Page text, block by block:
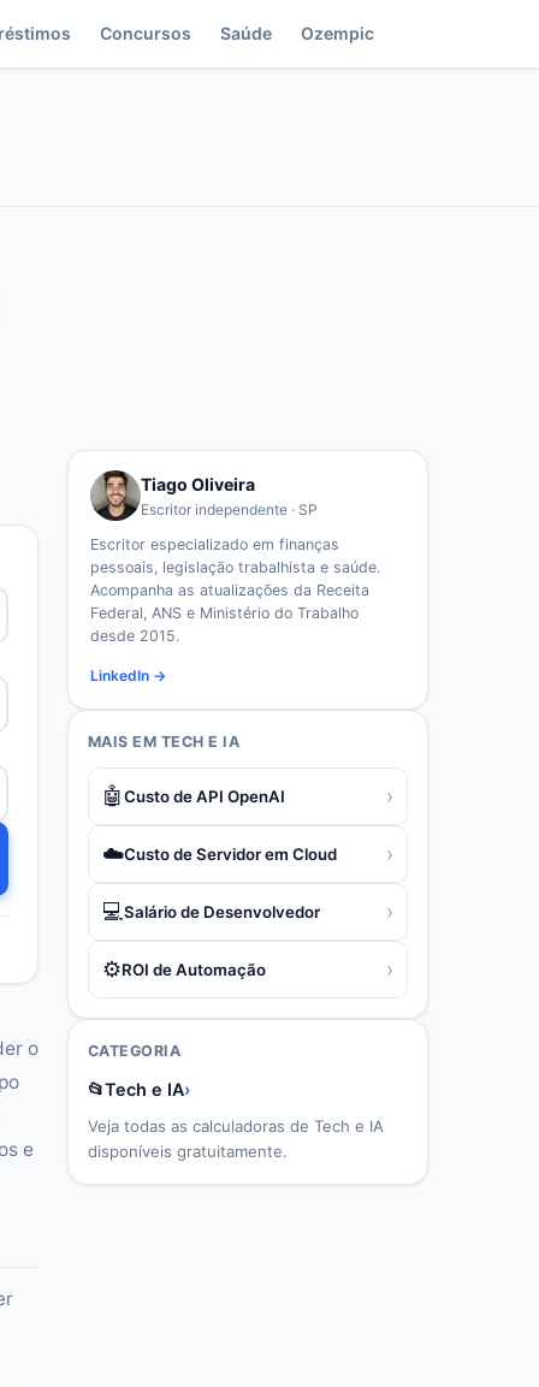
Concursos Saúde Ozempic
o
e
Tiago Oliveira
Escritor independente · SP
Escritor especializado em finanças
pessoais, legislação trabalhista e saúde.
Acompanha as atualizações da Receita
Federal, ANS e Ministério do Trabalho
desde 2015.
LinkedIn →
MAIS EM TECH E IA
🤖Custo de API OpenAI ›
☁️Custo de Servidor em Cloud ›
💻 Salário de Desenvolvedor ›
⚙️ROI de Automação ›
CATEGORIA
📂Tech e IA›
Veja todas as calculadoras de Tech e IA
disponíveis gratuitamente.